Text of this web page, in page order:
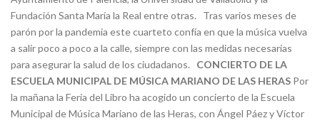
Fundación Santa María la Real entre otras. Tras varios meses de
parón por la pandemia este cuarteto confía en que la música vuelva
a salir poco a poco a la calle, siempre con las medidas necesarias
para asegurar la salud de los ciudadanos. CONCIERTO DE LA
ESCUELA MUNICIPAL DE MÚSICA MARIANO DE LAS HERAS Por
la mañana la Feria del Libro ha acogido un concierto de la Escuela
Municipal de Música Mariano de las Heras, con Ángel Páez y Víctor